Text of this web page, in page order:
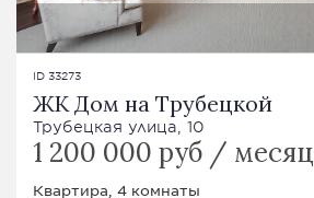
ID 33273
ЖК Дом на Трубецкой
Трубецкая улица, 10
1 200 000 руб / месяц
Квартира, 4 комнаты